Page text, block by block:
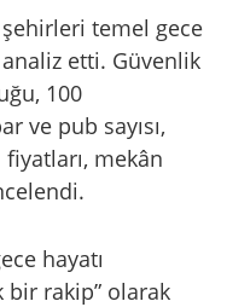
temel gece
etti. Güvenlik
100
ve pub sayısı,
mekân
hayatı
bir rakip” olarak